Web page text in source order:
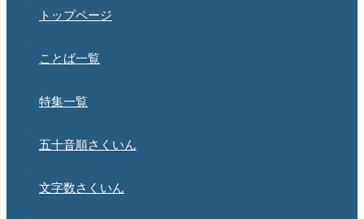
トップページ
ことば一覧
特集一覧
五十音順さくいん
文字数さくいん